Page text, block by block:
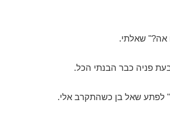
אה?" שאלתי.
פניה כבר הבנתי הכל.
לפתע שאל בן כשהתקרב אלי.